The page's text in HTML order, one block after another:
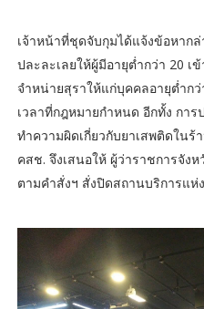
เจ้าหน้าที่ชุดจับกุมได้แจ้งข้อหาก
ปละละเลยให้ผู้มีอายุต่ำกว่า 20 เ
จำหน่ายสุราให้แก่บุคคลอายุต่ำก
เวลาที่กฎหมายกำหนด อีกทั้ง การ
ทำความผิดเกี่ยวกับยาเสพติดในร้
คสช. จึงเสนอให้ ผู้ว่าราชการจัง
ตามคำสั่งฯ สั่งปิดสถานบริการแห่